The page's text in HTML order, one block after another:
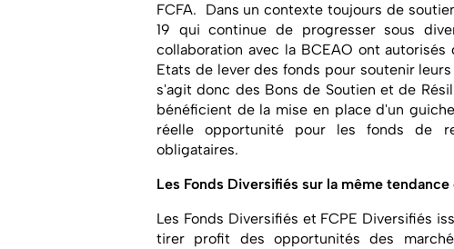
FCFA. Dans un contexte toujours de
19 qui continue de progresser sous
collaboration avec la BCEAO ont
Etats de lever des fonds pour soutenir
s'agit donc des Bons de Soutien et de
bénéficient de la mise en place d'un
réelle opportunité pour les fonds de
obligataires.
Les Fonds Diversifiés sur la même
Les Fonds Diversifiés et FCPE Diversifiés
tirer profit des opportunités des